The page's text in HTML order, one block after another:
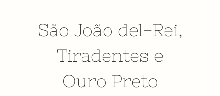
São João del-Rei,
Tiradentes e
Ouro Preto